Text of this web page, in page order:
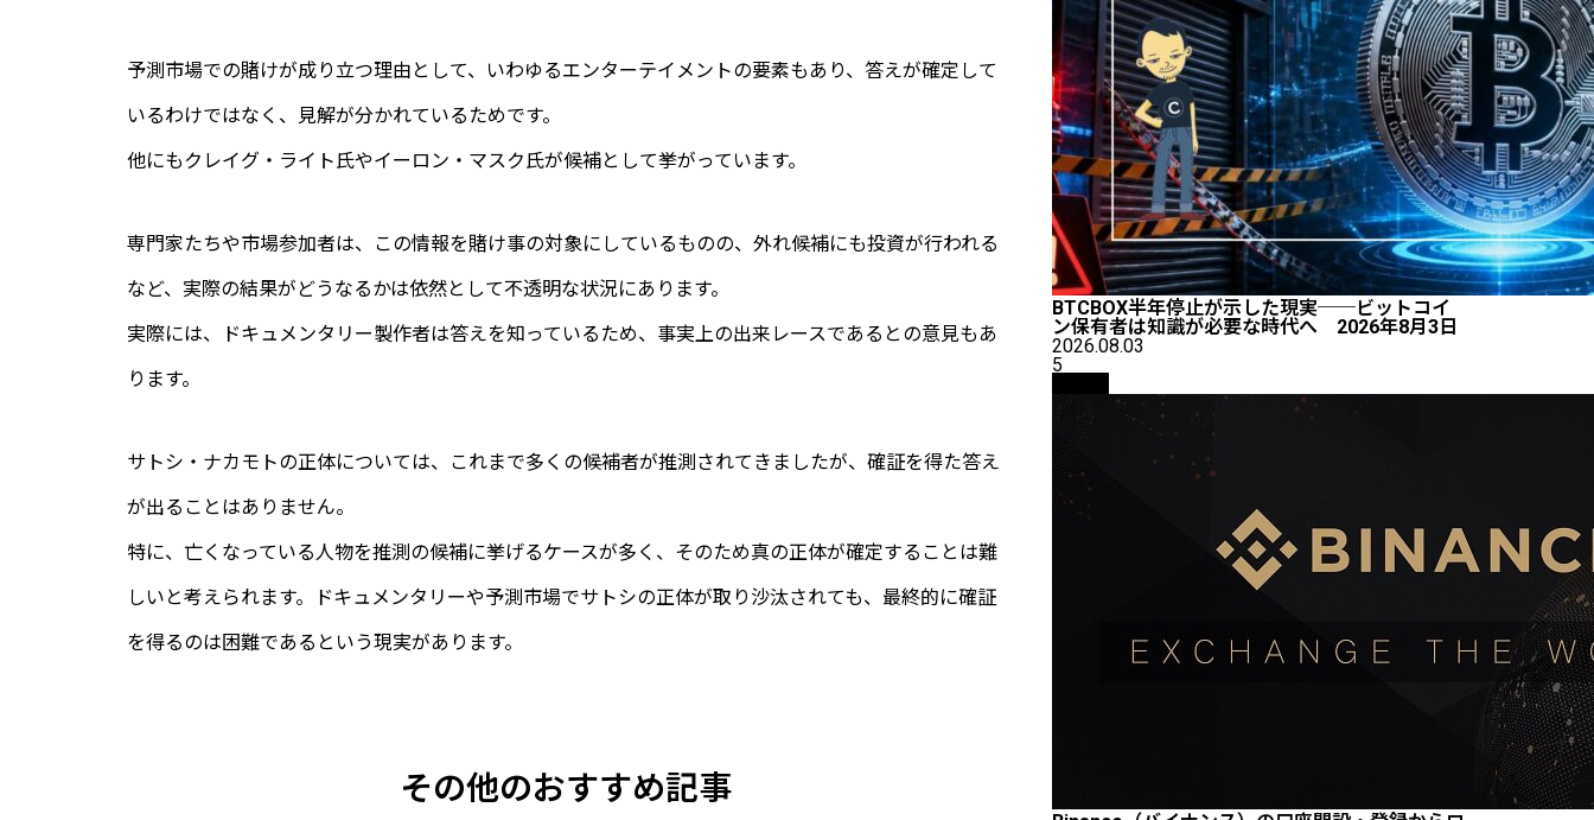
予測市場での賭けが成り立つ理由として、いわゆるエンターテイメントの要素もあり、答えが確定して
いるわけではなく、見解が分かれているためです。
他にもクレイグ・ライト氏やイーロン・マスク氏が候補として挙がっています。
専門家たちや市場参加者は、この情報を賭け事の対象にしているものの、外れ候補にも投資が行われる
など、実際の結果がどうなるかは依然として不透明な状況にあります。
実際には、ドキュメンタリー製作者は答えを知っているため、事実上の出来レースであるとの意見もあ
ります。
サトシ・ナカモトの正体については、これまで多くの候補者が推測されてきましたが、確証を得た答え
が出ることはありません。
特に、亡くなっている人物を推測の候補に挙げるケースが多く、そのため真の正体が確定することは難
しいと考えられます。ドキュメンタリーや予測市場でサトシの正体が取り沙汰されても、最終的に確証
を得るのは困難であるという現実があります。
その他のおすすめ記事
BTCBOX半年停止が示した現実──ビットコイ
ン保有者は知識が必要な時代へ 2026年8月3日
2026.08.03
5